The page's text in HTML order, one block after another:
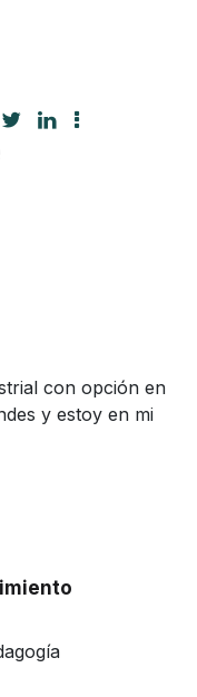
con opción en
y estoy en mi